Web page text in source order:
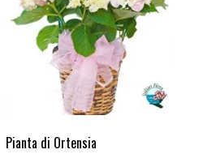
Pianta di Ortensia